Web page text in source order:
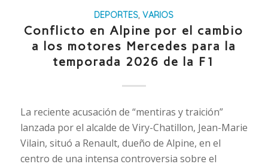
DEPORTES,VARIOS
Conflicto en Alpine por el cambio
a los motores Mercedes para la
temporada 2026 de la F1
La reciente acusación de “mentiras y traición”
lanzada por el alcalde de Viry-Chatillon, Jean-Marie
Vilain, situó a Renault, dueño de Alpine, en el
centro de una intensa controversia sobre el